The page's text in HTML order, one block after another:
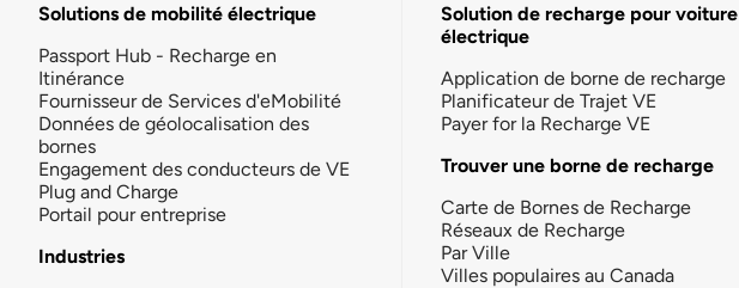
Solutions de mobilité électrique
Passport Hub - Recharge en
Itinérance
Fournisseur de Services d'eMobilité
Données de géolocalisation des
bornes
Engagement des conducteurs de VE
Plug and Charge
Portail pour entreprise
Industries
Solution de recharge pour voiture
électrique
Application de borne de recharge
Planificateur de Trajet VE
Payer for la Recharge VE
Trouver une borne de recharge
Carte de Bornes de Recharge
Réseaux de Recharge
Par Ville
Villes populaires au Canada